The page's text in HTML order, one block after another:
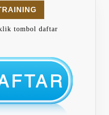
tombol daftar